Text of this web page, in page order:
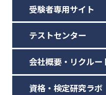
受験者専用サイト
テストセンター
会社概要・リクルー
資格・検定研究ラボ